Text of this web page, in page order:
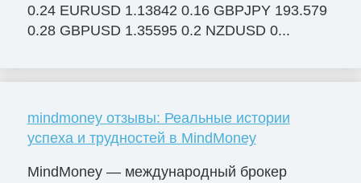
0.24 EURUSD 1.13842 0.16 GBPJPY 193.579
0.28 GBPUSD 1.35595 0.2 NZDUSD 0...
mindmoney отзывы: Реальные истории
успеха и трудностей в MindMoney
MindMoney — международный брокер